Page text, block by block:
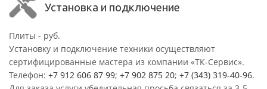
Установка и подключение
Плиты - руб.
Установку и подключение техники осуществляют
сертифицированные мастера из компании «ТК-Сервис».
Телефон: +7 912 606 87 99; +7 902 875 20; +7 (343) 319-40-96.